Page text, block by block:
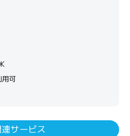
用可
サービス